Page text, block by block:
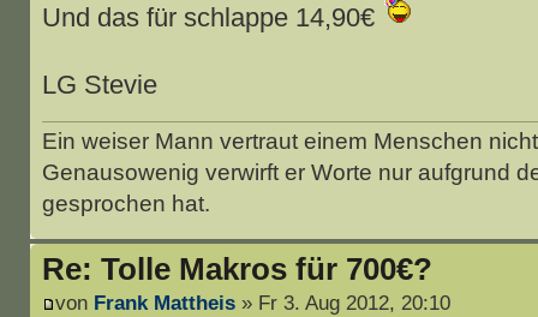
Und das für schlappe 14,90€
LG Stevie
Ein weiser Mann vertraut einem Menschen
Genausowenig verwirft er Worte nur aufgrund
gesprochen hat.
Re: Tolle Makros für 700€?
von Frank Mattheis» Fr 3. Aug 2012, 20:10